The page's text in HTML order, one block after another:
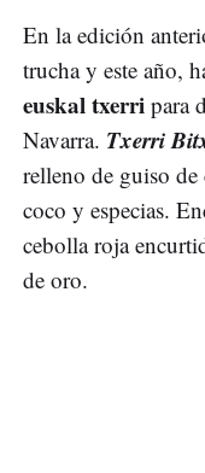
En la edición
trucha y este año,
euskal txerri para
Navarra. Txerri
relleno de guiso de
coco y especias.
cebolla roja
de oro.